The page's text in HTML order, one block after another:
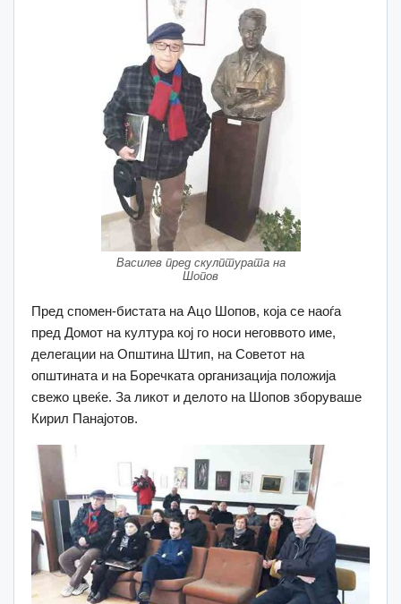
Василев пред скулптурата на
Шопов
Пред спомен-бистата на Ацо Шопов, која се наоѓа
пред Домот на култура кој го носи неговвото име,
делегации на Општина Штип, на Советот на
општината и на Боречката организација положија
свежо цвеќе. За ликот и делото на Шопов зборуваше
Кирил Панајотов.